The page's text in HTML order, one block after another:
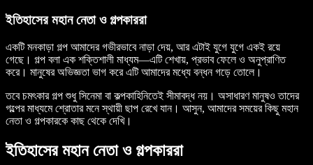
ইতিহাসের মহান নেতা ও গল্পকাররা
একটি মনকাড়া গল্প আমাদের গভীরভাবে নাড়া দেয়, আর এটাই যুগে যুগে একই রয়ে
গেছে। গল্প বলা এক শক্তিশালী মাধ্যম—এটি শেখায়, প্রভাব ফেলে ও অনুপ্রাণিত
করে। মানুষের অভিজ্ঞতা ভাগ করে এটি আমাদের মধ্যে বন্ধন গড়ে তোলে।
তবে চমৎকার গল্প শুধু সিনেমা বা কল্পকাহিনিতেই সীমাবদ্ধ নয়। অসাধারণ মানুষও তাদের
গল্পের মাধ্যমে শ্রোতার মনে স্থায়ী ছাপ রেখে যান। আসুন, আমাদের সময়ের কিছু মহান
নেতা ও গল্পকারকে কাছ থেকে দেখি।
ইতিহাসের মহান নেতা ও গল্পকাররা